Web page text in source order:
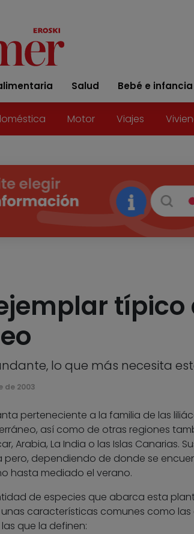
Salud Bebé e infancia
Motor Viajes
lo que más necesita
de 2003
perteneciente a la familia de las
así como de otras regiones
Arabia, La India o las Islas Canarias.
pero, dependiendo de donde se
hasta mediado el verano.
de especies que abarca esta
características comunes como
que la definen: